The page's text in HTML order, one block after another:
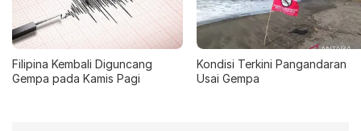
Filipina Kembali Diguncang
Gempa pada Kamis Pagi
Kondisi Terkini Pangandaran
Usai Gempa